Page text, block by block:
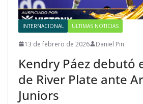
INTERNACIONAL ÚLTIMAS NOTICIAS
13 de febrero de 2026 Daniel Pin
Kendry Páez debutó
de River Plate ante
Juniors